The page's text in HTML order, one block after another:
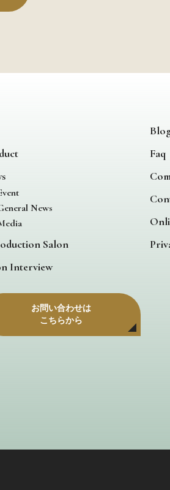
News
Salon
Interview
Faq
お問い合わせは
こちらから